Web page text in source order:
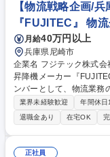
【物流戦略企画/
『FUJITEC』 物
月給40万円以上
兵庫県尼崎市
企業名 フジテック株式会社 求人名 【物流戦略企画/兵庫(尼崎)】世
昇降機メーカー『FUJITEC』 仕事の内容 物流改革プロジェク
ンバーとして、物流業務
グマネージャーまたは
ネジメントにも携わっていただきます。 ＜具
現状分析および課題抽出
イム短縮、コスト削減施
等）の設計・運用・改善
業界未経験歓迎 年間休日
退職金あり
在宅OK
正社員